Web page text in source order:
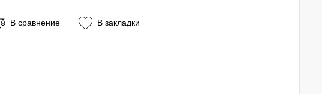
В сравнение В закладки